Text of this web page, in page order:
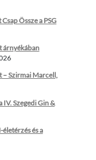
Össze a PSG
árnyékában
– Szirmai Marcell,
Szegedi Gin &
és a